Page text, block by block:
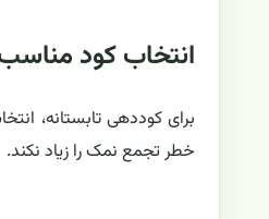
انتخاب کود
برای کوددهی تابستانه،
خطر تجمع نمک را زیاد نکند.